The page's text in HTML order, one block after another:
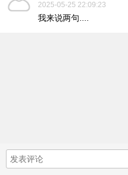
2025-05-25 22:09:23
我来说两句....